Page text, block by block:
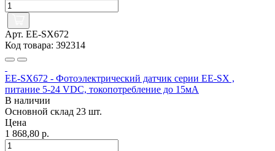
Арт. EE-SX672
Код товара: 392314
EE-SX672 - Фотоэлектрический датчик серии EE-SX ,
питание 5-24 VDC, токопотребление до 15мА
В наличии
Основной склад 23 шт.
Цена
1 868,80 р.